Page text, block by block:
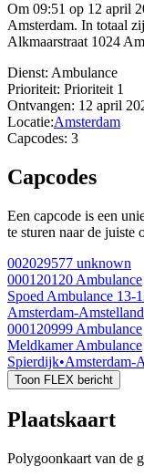
Om 09:51 op 12 april
Amsterdam. In totaal
Alkmaarstraat 1024
Dienst: Ambulance
Prioriteit: Prioriteit 1
Ontvangen: 12 april
Locatie:Amsterdam
Capcodes: 3
Capcodes
Een capcode is een
te sturen naar de juiste
002029577 unknown
000120120 Ambulance
Spoed Ambulance 13-
Amsterdam-Amstelland
000120999 Ambulance
Meldkamer Ambulance
Spierdijk•Amsterdam-
Toon FLEX bericht
Plaatskaart
Polygoonkaart van de